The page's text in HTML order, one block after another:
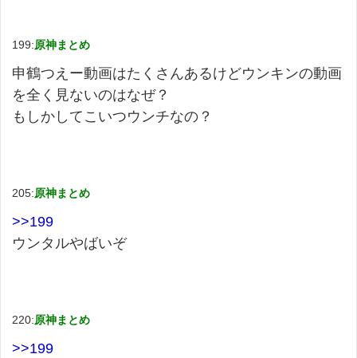
199:原神まとめ
申鶴つえー動画はたくさんあるけどウンキンの動画
を全く見ないのはなぜ？
もしかしてこいつウンチなの？
205:原神まとめ
>>199
ウンタルやばいぞ
220:原神まとめ
>>199